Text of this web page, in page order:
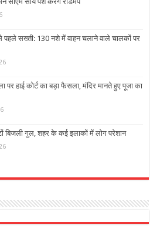
पहले सख्ती: 130 नशे में वाहन चलाने वाले चालकों पर
पर हाई कोर्ट का बड़ा फैसला, मंदिर मानते हुए पूजा का
बिजली गुल, शहर के कई इलाकों में लोग परेशान